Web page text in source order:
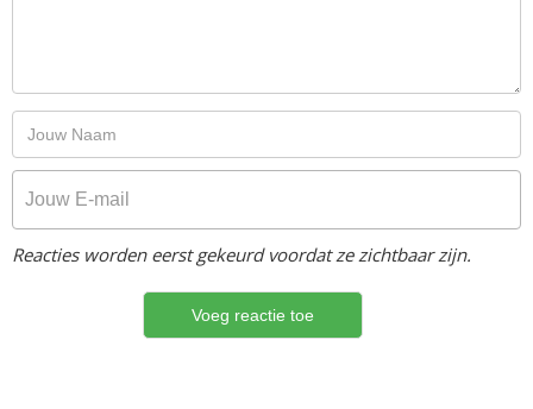
Reacties worden eerst gekeurd voordat ze zichtbaar zijn.